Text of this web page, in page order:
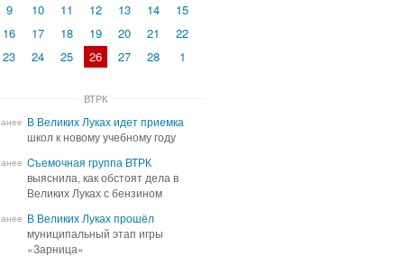
9
10 11 12 13 14
15
16
17 18 19 20 21
22
23
24 25 26 27 28 1
ВТРК
В Великих Луках идет приемка
школ к новому учебному году
В Великих Луках идет приемка
школ к новому учебному году
Cъемочная группа ВТРК
выяснила, как обстоят дела в
Великих Луках с бензином
Cъемочная группа ВТРК
выяснила, как обстоят дела в
Великих Луках с бензином
В Великих Луках прошёл
муниципальный этап игры
«Зарница»
В Великих Луках прошёл
муниципальный этап игры
«Зарница»